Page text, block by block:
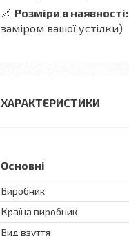
📐 Розміри в наявності:
заміром вашої устілки)
ХАРАКТЕРИСТИКИ
Основні
Виробник
Країна виробник
Вид взуття